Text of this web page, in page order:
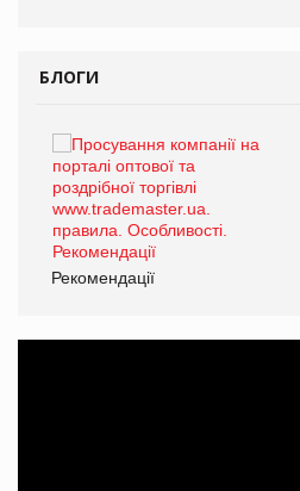
БЛОГИ
Рекомендації